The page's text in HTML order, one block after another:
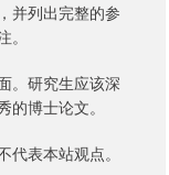
并列出完整的参
。研究生应该深
博士论文。
表本站观点。